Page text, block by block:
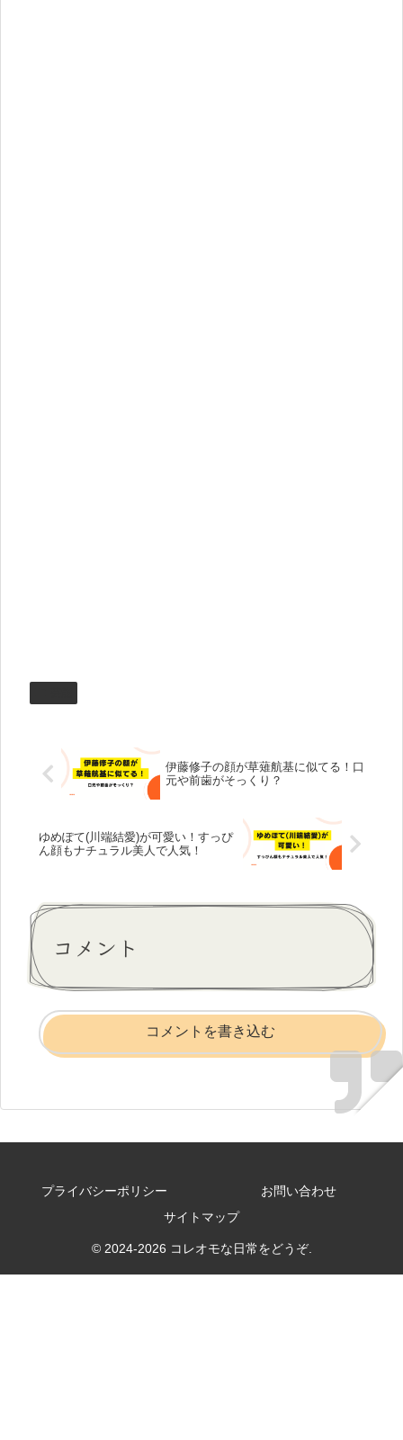
伊藤修子の顔が草薙航基に似てる！口
元や前歯がそっくり？
ゆめぽて(川端結愛)が可愛い！すっぴ
ん顔もナチュラル美人で人気！
コメント
コメントを書き込む
プライバシーポリシー
お問い合わせ
サイトマップ
© 2024-2026 コレオモな日常をどうぞ.